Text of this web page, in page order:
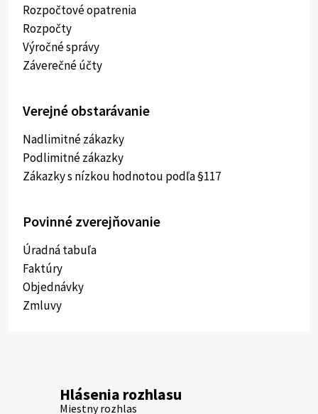
Rozpočtové opatrenia
Rozpočty
Výročné správy
Záverečné účty
Verejné obstarávanie
Nadlimitné zákazky
Podlimitné zákazky
Zákazky s nízkou hodnotou podľa §117
Povinné zverejňovanie
Úradná tabuľa
Faktúry
Objednávky
Zmluvy
Hlásenia rozhlasu
Miestny rozhlas